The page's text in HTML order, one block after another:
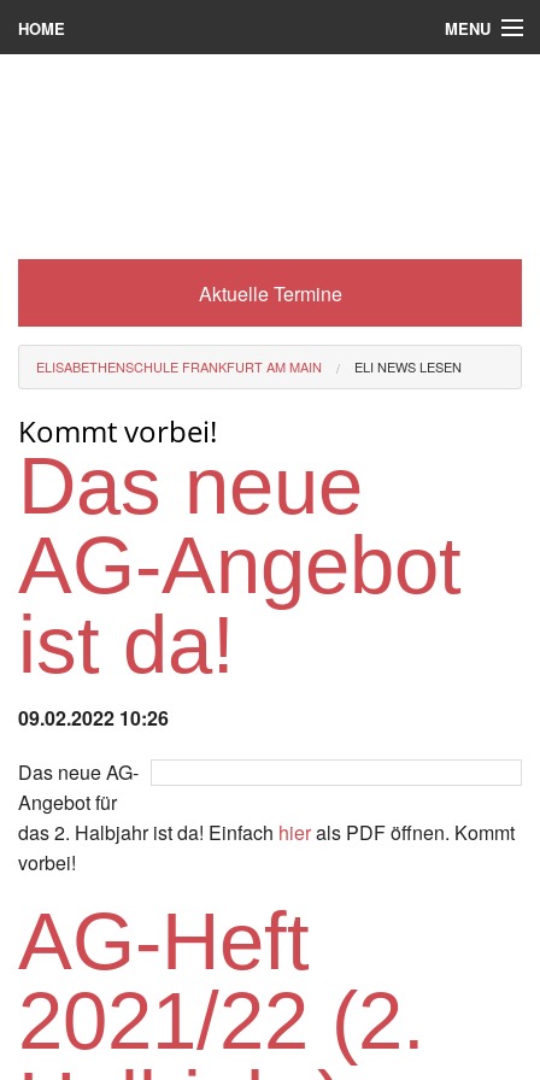
HOME MENU
Eli-Portal
Förderverein
Instagram
Aktuelle Termine
ELISABETHENSCHULE FRANKFURT AM MAIN ELI NEWS LESEN
Kommt vorbei!
Das neue
AG-Angebot
ist da!
09.02.2022 10:26
Das neue AG-
Angebot für
das 2. Halbjahr ist da! Einfach hierals PDF öffnen. Kommt
vorbei!
AG-Heft
2021/22 (2.